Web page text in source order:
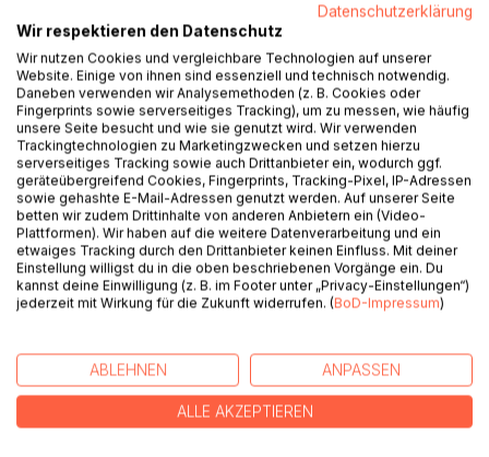
pro Jahr. Amazon.com ist zum Inbegriff des E-Commerce
geworden, eine Position, die von den Kapitalmärkten mit
derzeit deutlich über 20 Mrd. USD bewertet wird.
Es finden sich andere Beispiele, in denen aus einer
ursprünglich kleinen Internetaktivität ein Weltkonzern
entstand. Die Studenten Jerry Yang und David Filo
entwickelten aus ihrer als Hobby gestarteten Seite Jerry's
and David's Guide to the Internet den heute weltweit
bedeutenden Medienkonzern Yahoo!. Steve Case, Gründer
von America Online (AOL), musste langen Atem beweisen,
als er Ende der Achtzigerjahre als erster die Parole Internet
für alle! ausrief. Die kürzlich erfolgte Fusion mit Time
Warner bedeutete die Krönung eines unbeirrbaren Glauben
an die Richtigkeit seiner Strategie.
Zum einen glaubten sie an die Zukunft des Internet, lange
bevor es andere taten. Nicht zuletzt sie haben dazu
beigetragen, dass es heute allgemein akzeptiert ist, dass
das Internet enormes Potenzial, insbesondere für
Datenschutzerklärung
Wir respektieren den Datenschutz
Wir nutzen Cookies und vergleichbare Technologien auf unserer
Website. Einige von ihnen sind essenziell und technisch notwendig.
Daneben verwenden wir Analysemethoden (z. B. Cookies oder
Fingerprints sowie serverseitiges Tracking), um zu messen, wie häufig
unsere Seite besucht und wie sie genutzt wird. Wir verwenden
Trackingtechnologien zu Marketingzwecken und setzen hierzu
serverseitiges Tracking sowie auch Drittanbieter ein, wodurch ggf.
geräteübergreifend Cookies, Fingerprints, Tracking-Pixel, IP-Adressen
sowie gehashte E-Mail-Adressen genutzt werden. Auf unserer Seite
betten wir zudem Drittinhalte von anderen Anbietern ein (Video-
Plattformen). Wir haben auf die weitere Datenverarbeitung und ein
etwaiges Tracking durch den Drittanbieter keinen Einfluss. Mit deiner
Einstellung willigst du in die oben beschriebenen Vorgänge ein. Du
kannst deine Einwilligung (z. B. im Footer unter „Privacy-Einstellungen“)
jederzeit mit Wirkung für die Zukunft widerrufen. (BoD-Impressum)
ABLEHNEN ANPASSEN
ALLE AKZEPTIEREN